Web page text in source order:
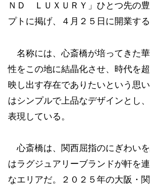
ＮＤ ＬＵＸＵＲＹ」ひとつ先の
プトに掲げ、４月２５日に開業する
名称には、心斎橋が培ってきた
性をこの地に結晶化させ、時代を
映し出す存在でありたいという思
はシンプルで上品なデザインとし
表現している。
心斎橋は、関西屈指のにぎわい
はラグジュアリーブランドが軒を
なエリアだ。２０２５年の大阪・関